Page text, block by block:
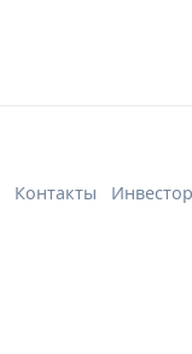
Контакты